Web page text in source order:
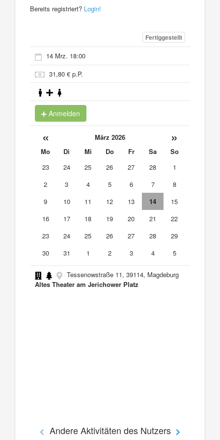
Bereits registriert? Login!
Fertiggestellt
14 Mrz. 18:00
31,80 € p.P.
Anmelden
« März 2026 »
Mo Di Mi Do Fr Sa
So
23
24 25 26 27 28
1
2
3 4 5 6 7
8
9
10 11 12 13 14
15
16
17 18 19 20 21
22
23
24 25 26 27 28
29
30
31 1 2 3 4 5
Tessenowstraße 11, 39114, Magdeburg
Altes Theater am Jerichower Platz
Andere Aktivitäten des Nutzers